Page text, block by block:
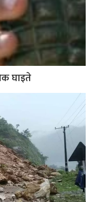
घाइते